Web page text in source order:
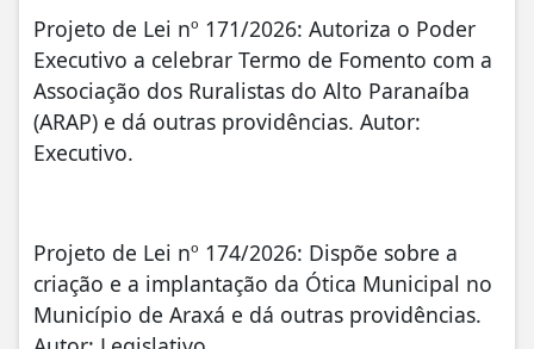
Projeto de Lei nº 171/2026: Autoriza o Poder
Executivo a celebrar Termo de Fomento com a
Associação dos Ruralistas do Alto Paranaíba
(ARAP) e dá outras providências. Autor:
Executivo.
Projeto de Lei nº 174/2026: Dispõe sobre a
criação e a implantação da Ótica Municipal no
Município de Araxá e dá outras providências.